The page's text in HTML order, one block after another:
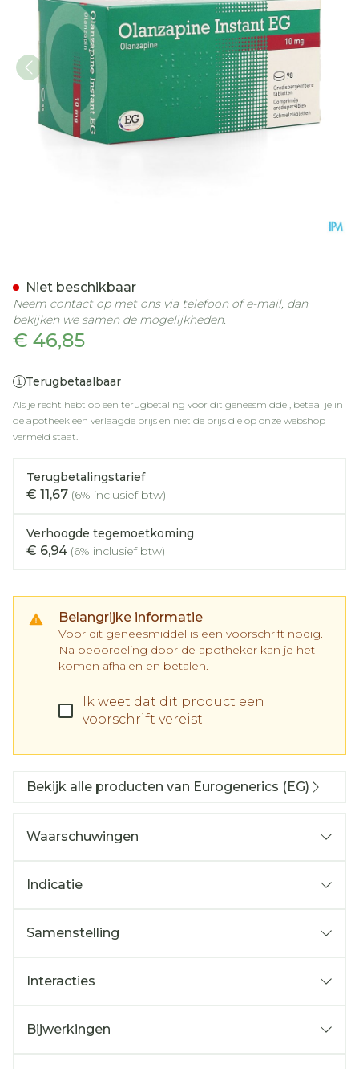
€ 46,85
Terugbetaalbaar
Als je recht hebt op een terugbetaling voor dit geneesmiddel, betaal je in
de apotheek een verlaagde prijs en niet de prijs die op onze webshop
vermeld staat.
Terugbetalingstarief
€ 11,67 (6% inclusief btw)
Verhoogde tegemoetkoming
€ 6,94 (6% inclusief btw)
Belangrijke informatie
Voor dit geneesmiddel is een voorschrift nodig.
Na beoordeling door de apotheker kan je het
komen afhalen en betalen.
Ik weet dat dit product een
voorschrift vereist.
Niet beschikbaar
Neem contact op met ons via telefoon of e-mail, dan
bekijken we samen de mogelijkheden.
Bekijk alle producten van Eurogenerics (EG)
Waarschuwingen
Indicatie
Samenstelling
Interacties
Bijwerkingen